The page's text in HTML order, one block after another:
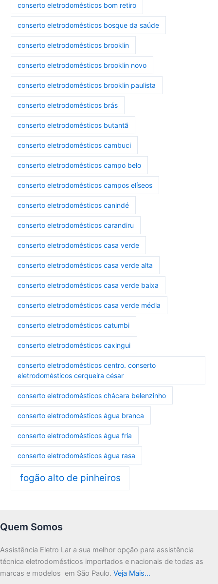
conserto eletrodomésticos bom retiro
conserto eletrodomésticos bosque da saúde
conserto eletrodomésticos brooklin
conserto eletrodomésticos brooklin novo
conserto eletrodomésticos brooklin paulista
conserto eletrodomésticos brás
conserto eletrodomésticos butantã
conserto eletrodomésticos cambuci
conserto eletrodomésticos campo belo
conserto eletrodomésticos campos elíseos
conserto eletrodomésticos canindé
conserto eletrodomésticos carandiru
conserto eletrodomésticos casa verde
conserto eletrodomésticos casa verde alta
conserto eletrodomésticos casa verde baixa
conserto eletrodomésticos casa verde média
conserto eletrodomésticos catumbi
conserto eletrodomésticos caxingui
conserto eletrodomésticos centro. conserto
eletrodomésticos cerqueira césar
conserto eletrodomésticos chácara belenzinho
conserto eletrodomésticos água branca
conserto eletrodomésticos água fria
conserto eletrodomésticos água rasa
fogão alto de pinheiros
Quem Somos
Assistência Eletro Lar a sua melhor opção para assistência
técnica eletrodomésticos importados e nacionais de todas as
marcas e modelos em São Paulo. Veja Mais…